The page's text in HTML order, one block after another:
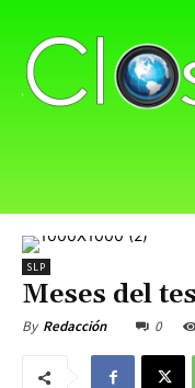
SLP
Meses del
By Redacción 0